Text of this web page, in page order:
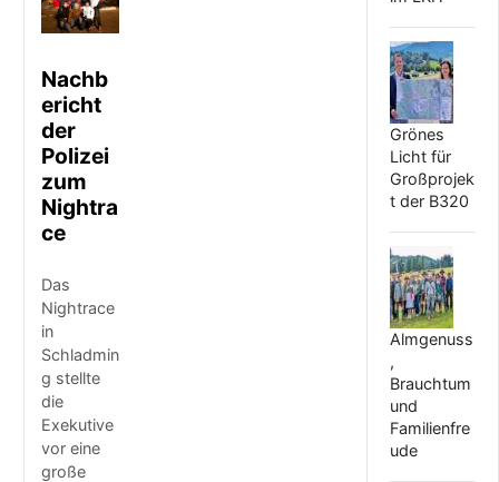
Nachb
ericht
der
Polizei
zum
Nightra
ce
Das
Nightrace
in
Schladmin
g stellte
die
Exekutive
vor eine
große
Grönes
Licht für
Großprojek
t der B320
Almgenuss
,
Brauchtum
und
Familienfre
ude